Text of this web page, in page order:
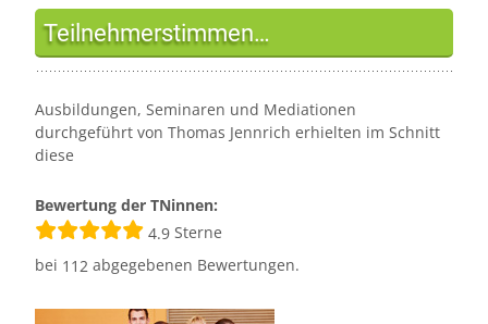
Teilnehmerstimmen…
Ausbildungen, Seminaren und Mediationen
durchgeführt von Thomas Jennrich erhielten im Schnitt
diese
Bewertung der TNinnen:
4.9 Sterne
bei 112 abgegebenen Bewertungen.